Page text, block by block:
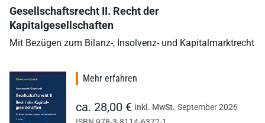
Gesellschaftsrecht II. Recht der
Kapitalgesellschaften
Mit Bezügen zum Bilanz-, Insolvenz- und Kapitalmarktrecht
Mehr erfahren
ca. 28,00 € inkl. MwSt. September 2026